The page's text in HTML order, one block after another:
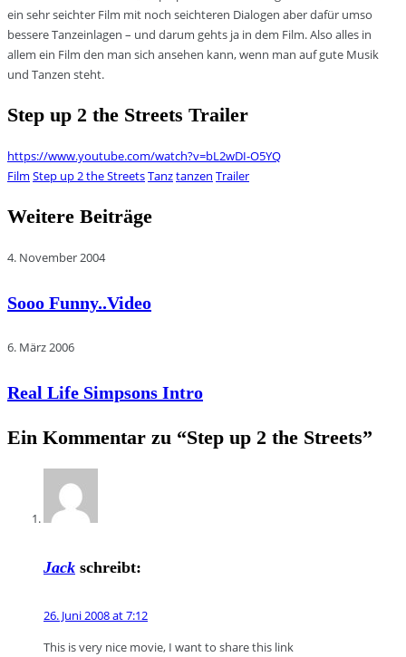
ein sehr seichter Film mit noch seichteren Dialogen aber dafür umso
bessere Tanzeinlagen – und darum gehts ja in dem Film. Also alles in
allem ein Film den man sich ansehen kann, wenn man auf gute Musik
und Tanzen steht.
Step up 2 the Streets Trailer
https://www.youtube.com/watch?v=bL2wDI-O5YQ
Film Step up 2 the StreetsTanztanzen Trailer
Weitere Beiträge
4. November 2004
Sooo Funny..Video
6. März 2006
Real Life Simpsons Intro
Ein Kommentar zu “Step up 2 the Streets”
Jack schreibt:
26. Juni 2008 at 7:12
This is very nice movie, I want to share this link